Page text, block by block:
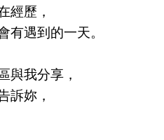
經歷，
有遇到的一天。
與我分享，
訴妳，